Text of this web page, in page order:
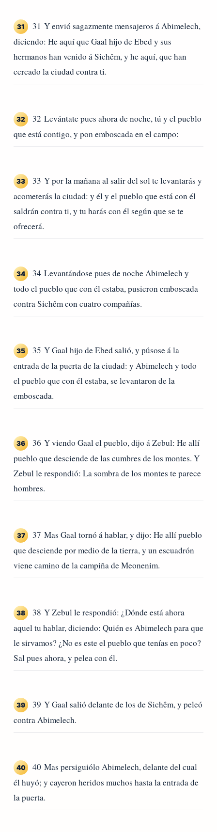
31
31 Y envió sagazmente mensajeros á Abimelech,
diciendo: He aquí que Gaal hijo de Ebed y sus
hermanos han venido á Sichêm, y he aquí, que han
cercado la ciudad contra ti.
32
32 Levántate pues ahora de noche, tú y el pueblo
que está contigo, y pon emboscada en el campo:
33
33 Y por la mañana al salir del sol te levantarás y
acometerás la ciudad: y él y el pueblo que está con él
saldrán contra ti, y tu harás con él según que se te
ofrecerá.
34
34 Levantándose pues de noche Abimelech y
todo el pueblo que con él estaba, pusieron emboscada
contra Sichêm con cuatro compañías.
35
35 Y Gaal hijo de Ebed salió, y púsose á la
entrada de la puerta de la ciudad: y Abimelech y todo
el pueblo que con él estaba, se levantaron de la
emboscada.
36
36 Y viendo Gaal el pueblo, dijo á Zebul: He allí
pueblo que desciende de las cumbres de los montes. Y
Zebul le respondió: La sombra de los montes te parece
hombres.
37
37 Mas Gaal tornó á hablar, y dijo: He allí pueblo
que desciende por medio de la tierra, y un escuadrón
viene camino de la campiña de Meonenim.
38
38 Y Zebul le respondió: ¿Dónde está ahora
aquel tu hablar, diciendo: Quién es Abimelech para que
le sirvamos? ¿No es este el pueblo que tenías en poco?
Sal pues ahora, y pelea con él.
39
39 Y Gaal salió delante de los de Sichêm, y peleó
contra Abimelech.
40
40 Mas persiguiólo Abimelech, delante del cual
él huyó; y cayeron heridos muchos hasta la entrada de
la puerta.